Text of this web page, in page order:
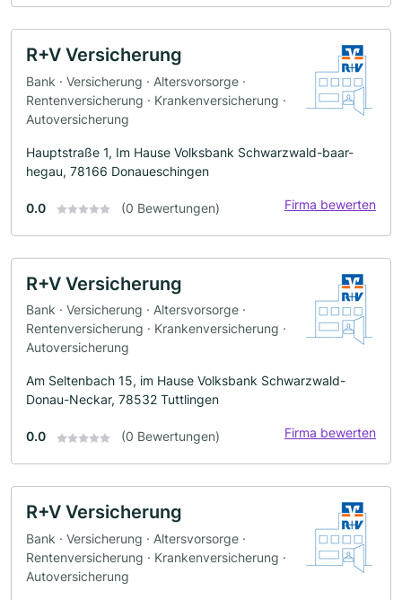
R+V Versicherung
Bank · Versicherung · Altersvorsorge ·
Rentenversicherung · Krankenversicherung ·
Autoversicherung
Hauptstraße 1, Im Hause Volksbank Schwarzwald-baar-
hegau, 78166 Donaueschingen
0.0 (0 Bewertungen) Firma bewerten
R+V Versicherung
Bank · Versicherung · Altersvorsorge ·
Rentenversicherung · Krankenversicherung ·
Autoversicherung
Am Seltenbach 15, im Hause Volksbank Schwarzwald-
Donau-Neckar, 78532 Tuttlingen
0.0 (0 Bewertungen) Firma bewerten
R+V Versicherung
Bank · Versicherung · Altersvorsorge ·
Rentenversicherung · Krankenversicherung ·
Autoversicherung